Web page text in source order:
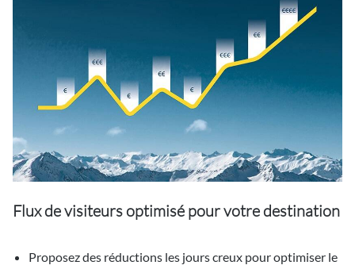
Flux de visiteurs optimisé pour votre destination
Proposez des réductions les jours creux pour optimiser le